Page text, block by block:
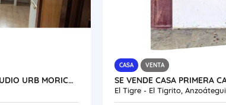
SE ALQUILA ANEXO TIPO ESTUDIO URB MORICHAL VE45-217ET-HPER
CASA VENTA
El Tigre - El Tigrito, Anzoátegui